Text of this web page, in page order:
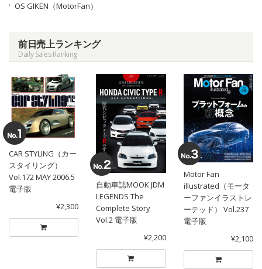
OS GIKEN（MotorFan）
前日売上ランキング
Daily Sales Ranking
CAR STYLING（カー
スタイリング）
Vol.172 MAY 2006.5
電子版
¥2,300
自動車誌MOOK JDM
LEGENDS The
Complete Story
Vol.2 電子版
¥2,200
Motor Fan
illustrated（モータ
ーファンイラストレ
ーテッド） Vol.237
電子版
¥2,100